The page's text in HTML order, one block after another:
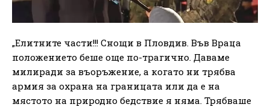
„Елитните части!!! Снощи в Пловдив. Във Враца
положението беше още по-трагично. Даваме
милиради за въоръжение, а когато ни трябва
армия за охрана на границата или да е на
мястото на природно бедствие я няма. Трябваше